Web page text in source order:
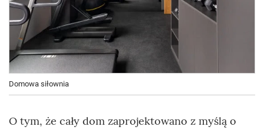
Domowa siłownia
O tym, że cały dom zaprojektowano z myślą o